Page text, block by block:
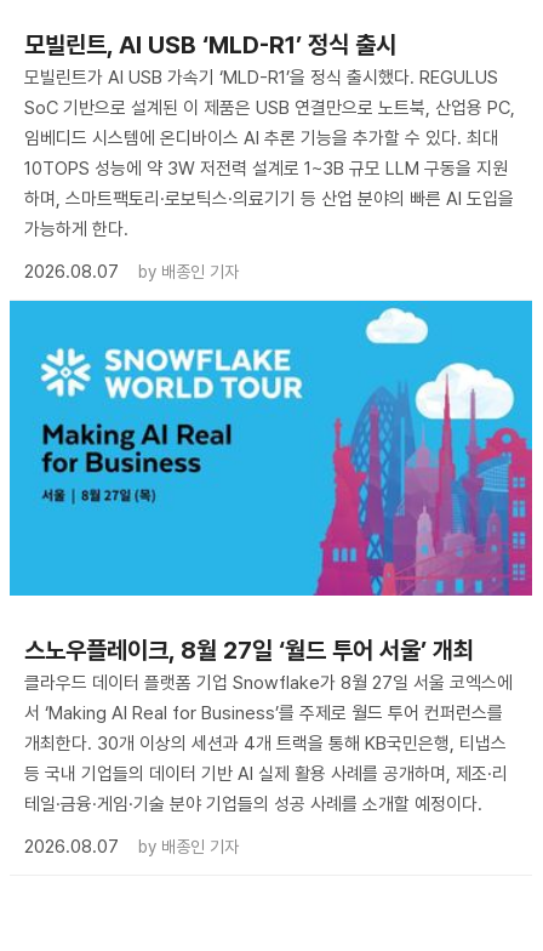
모빌린트, AI USB ‘MLD-R1’ 정식 출시
모빌린트가 AI USB 가속기 ‘MLD-R1’을 정식 출시했다. REGULUS
SoC 기반으로 설계된 이 제품은 USB 연결만으로 노트북, 산업용 PC,
임베디드 시스템에 온디바이스 AI 추론 기능을 추가할 수 있다. 최대
10TOPS 성능에 약 3W 저전력 설계로 1~3B 규모 LLM 구동을 지원
하며, 스마트팩토리·로보틱스·의료기기 등 산업 분야의 빠른 AI 도입을
가능하게 한다.
2026.08.07
by 배종인 기자
스노우플레이크, 8월 27일 ‘월드 투어 서울’ 개최
클라우드 데이터 플랫폼 기업 Snowflake가 8월 27일 서울 코엑스에
서 ‘Making AI Real for Business’를 주제로 월드 투어 컨퍼런스를
개최한다. 30개 이상의 세션과 4개 트랙을 통해 KB국민은행, 티냅스
등 국내 기업들의 데이터 기반 AI 실제 활용 사례를 공개하며, 제조·리
테일·금융·게임·기술 분야 기업들의 성공 사례를 소개할 예정이다.
2026.08.07
by 배종인 기자